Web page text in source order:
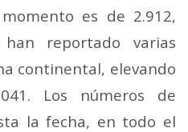
es de 2.912,
reportado varias
continental, elevando
Los números de
la fecha, en todo el